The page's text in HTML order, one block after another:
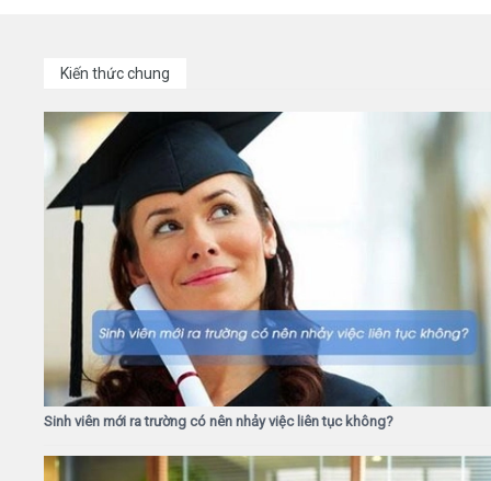
Kiến thức chung
Sinh viên mới ra trường có nên nhảy việc liên tục không?